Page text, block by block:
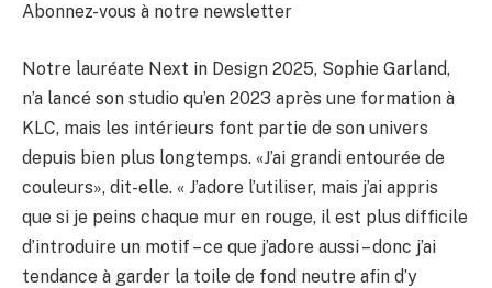
Abonnez-vous à notre newsletter
Notre lauréate Next in Design 2025, Sophie Garland,
n’a lancé son studio qu’en 2023 après une formation à
KLC, mais les intérieurs font partie de son univers
depuis bien plus longtemps. «J’ai grandi entourée de
couleurs», dit-elle. « J’adore l’utiliser, mais j’ai appris
que si je peins chaque mur en rouge, il est plus difficile
d’introduire un motif – ce que j’adore aussi – donc j’ai
tendance à garder la toile de fond neutre afin d’y